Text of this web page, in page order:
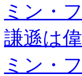
ミン・
謙遜は
ミン・